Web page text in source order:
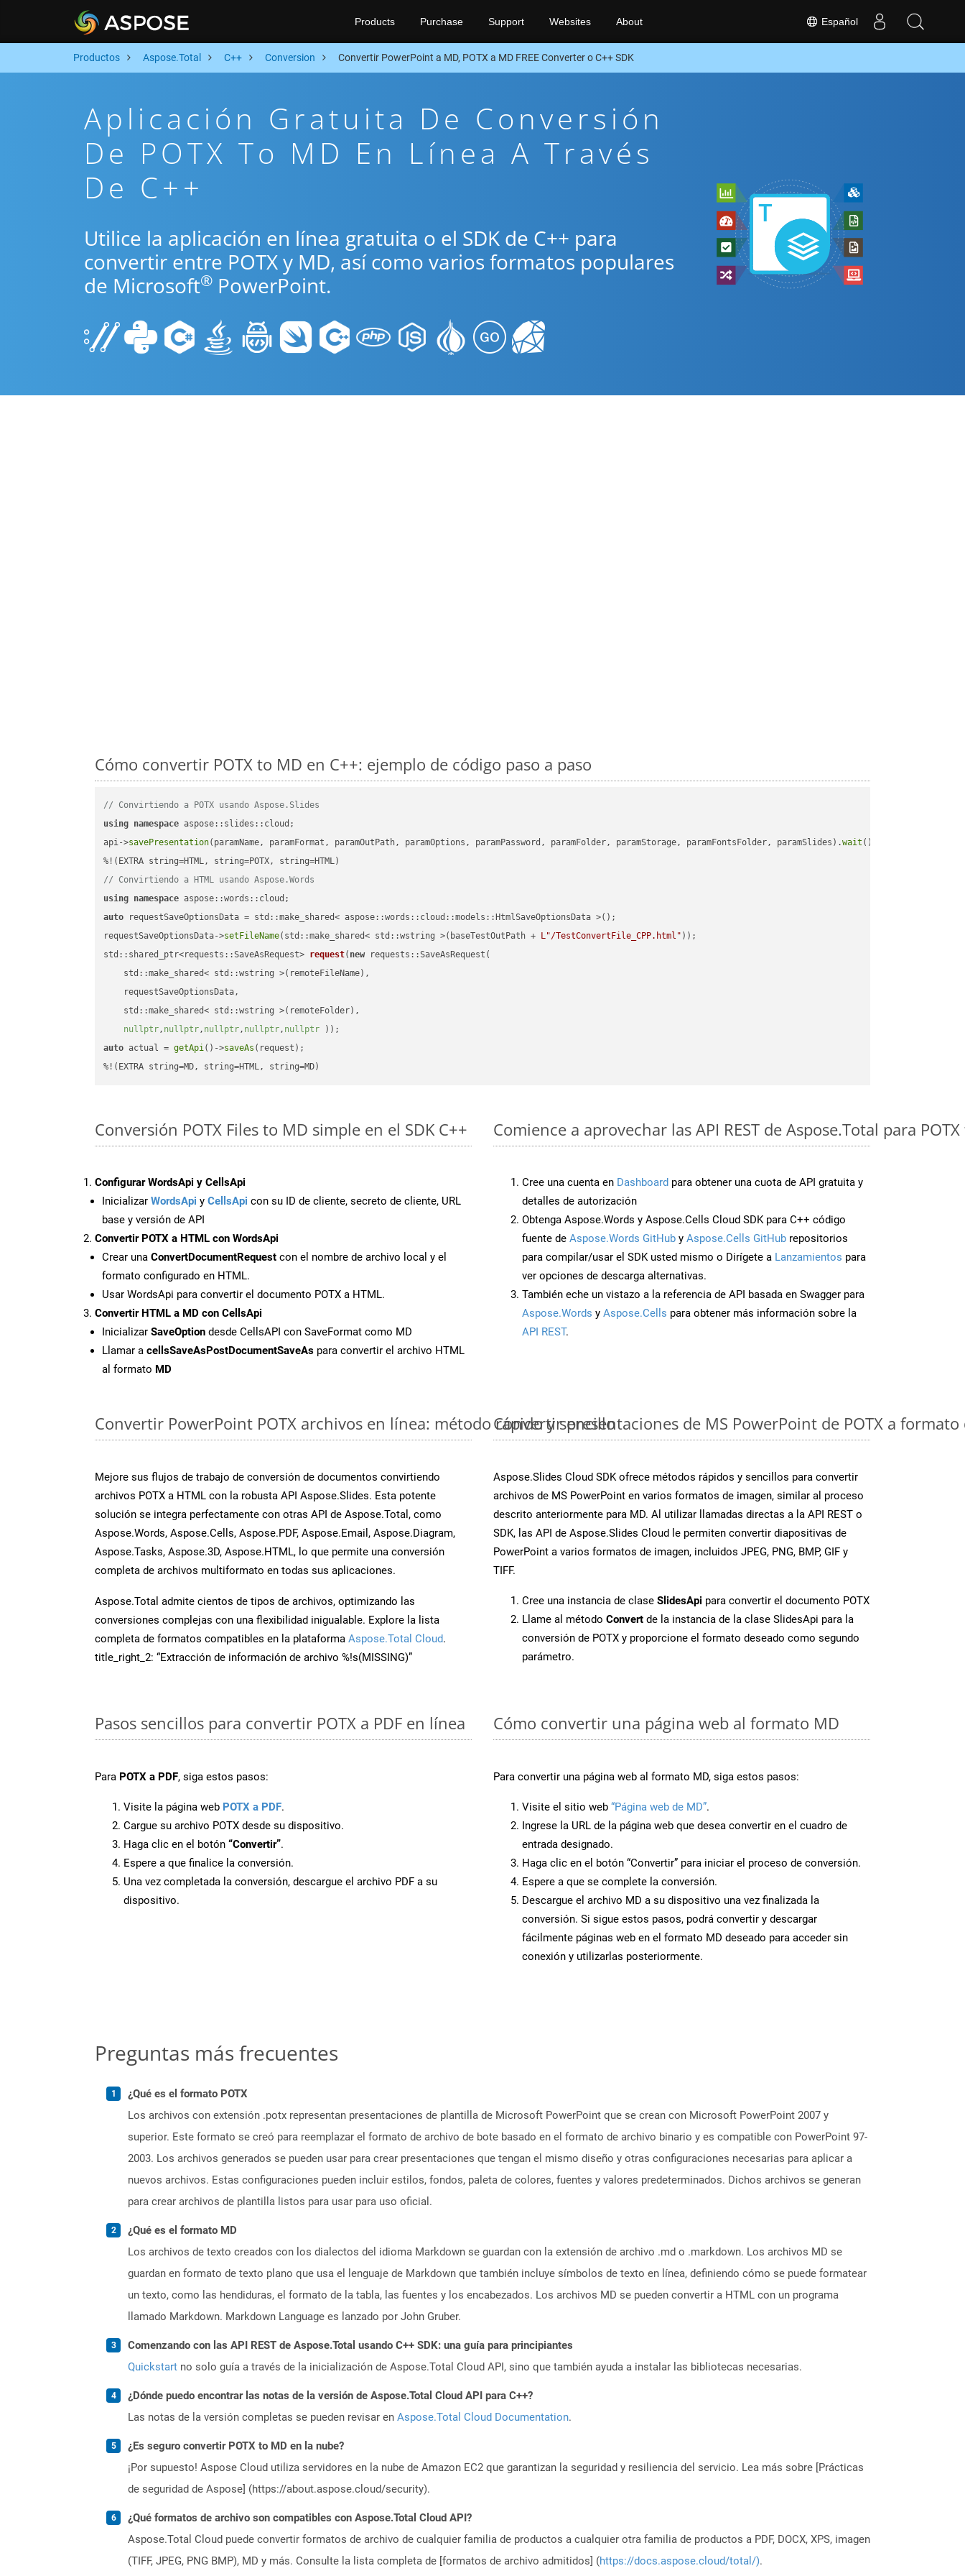
Español
Products Purchase Support Websites About
Productos Aspose.Total C++ Conversion Convertir PowerPoint a MD, POTX a MD FREE Converter o C++ SDK
Aplicación Gratuita De Conversión
De POTX To MD En Línea A Través
De C++
Utilice la aplicación en línea gratuita o el SDK de C++ para
convertir entre POTX y MD, así como varios formatos populares
de Microsoft® PowerPoint.
Cómo convertir POTX to MD en C++: ejemplo de código paso a paso
// Convirtiendo a POTX usando Aspose.Slides
using namespace aspose::slides::cloud;
api->savePresentation(paramName, paramFormat, paramOutPath, paramOptions, paramPassword, paramFolder, paramStorage, paramFontsFolder, paramSlides).wait ();
// Convirtiendo a HTML usando Aspose.Words
using namespace
auto requestSaveOptionsData = std::make_shared< aspose::words::cloud::models::HtmlSaveOptionsData >();
requestSaveOptionsData->setFileName(std::make_shared< std::wstring >(baseTestOutPath + L"/TestConvertFile_CPP.html"
std::shared_ptr<requests::SaveAsRequest> request( new requests::SaveAsRequest(
    std::make_shared< std::wstring >(remoteFileName),
    requestSaveOptionsData,
    std::make_shared< std::wstring >(remoteFolder),
nullptr, nullptr, nullptr, nullptr, nullptr ))
auto actual = getApi()->saveAs (request);
%!(EXTRA string=MD, string=HTML, string=MD)
Conversión POTX Files to MD simple en el SDK C++
Configurar WordsApi y CellsApi
Inicializar WordsApi y CellsApi con su ID de cliente, secreto de cliente, URL
base y versión de API
Convertir POTX a HTML con WordsApi
Crear una ConvertDocumentRequest con el nombre de archivo local y el
formato configurado en HTML.
Usar WordsApi para convertir el documento POTX a HTML.
Convertir HTML a MD con CellsApi
Inicializar SaveOption desde CellsAPI con SaveFormat como MD
Llamar a cellsSaveAsPostDocumentSaveAs para convertir el archivo HTML
al formato MD
Comience a aprovechar las API REST de Aspose.Total para
Cree una cuenta en Dashboard para obtener una cuota de API gratuita y
detalles de autorización
Obtenga Aspose.Words y Aspose.Cells Cloud SDK para C++ código
fuente de Aspose.Words GitHub y Aspose.Cells GitHub repositorios
para compilar/usar el SDK usted mismo o Dirígete a Lanzamientos para
ver opciones de descarga alternativas.
También eche un vistazo a la referencia de API basada en Swagger para
Aspose.Words y Aspose.Cells para obtener más información sobre la
API REST.
Convertir PowerPoint POTX archivos en línea: método rápido y sencillo
Mejore sus flujos de trabajo de conversión de documentos convirtiendo
archivos POTX a HTML con la robusta API Aspose.Slides. Esta potente
solución se integra perfectamente con otras API de Aspose.Total, como
Aspose.Words, Aspose.Cells, Aspose.PDF, Aspose.Email, Aspose.Diagram,
Aspose.Tasks, Aspose.3D, Aspose.HTML, lo que permite una conversión
completa de archivos multiformato en todas sus aplicaciones.
Aspose.Total admite cientos de tipos de archivos, optimizando las
conversiones complejas con una flexibilidad inigualable. Explore la lista
completa de formatos compatibles en la plataforma Aspose.Total Cloud.
title_right_2: “Extracción de información de archivo %!s(MISSING)”
Convertir presentaciones de MS PowerPoint de POTX a
Aspose.Slides Cloud SDK ofrece métodos rápidos y sencillos para convertir
archivos de MS PowerPoint en varios formatos de imagen, similar al proceso
descrito anteriormente para MD. Al utilizar llamadas directas a la API REST o
SDK, las API de Aspose.Slides Cloud le permiten convertir diapositivas de
PowerPoint a varios formatos de imagen, incluidos JPEG, PNG, BMP, GIF y
TIFF.
Cree una instancia de clase SlidesApi para convertir el documento POTX
Llame al método Convert de la instancia de la clase SlidesApi para la
conversión de POTX y proporcione el formato deseado como segundo
parámetro.
Pasos sencillos para convertir POTX a PDF en línea
Para POTX a PDF, siga estos pasos:
Visite la página web POTX a PDF.
Cargue su archivo POTX desde su dispositivo.
Haga clic en el botón “Convertir”.
Espere a que finalice la conversión.
Una vez completada la conversión, descargue el archivo PDF a su
dispositivo.
Cómo convertir una página web al formato MD
Para convertir una página web al formato MD, siga estos pasos:
Visite el sitio web “Página web de MD”.
Ingrese la URL de la página web que desea convertir en el cuadro de
entrada designado.
Haga clic en el botón “Convertir” para iniciar el proceso de conversión.
Espere a que se complete la conversión.
Descargue el archivo MD a su dispositivo una vez finalizada la
conversión. Si sigue estos pasos, podrá convertir y descargar
fácilmente páginas web en el formato MD deseado para acceder sin
conexión y utilizarlas posteriormente.
Preguntas más frecuentes
¿Qué es el formato POTX
Los archivos con extensión .potx representan presentaciones de plantilla de Microsoft PowerPoint que se crean con Microsoft PowerPoint 2007 y
superior. Este formato se creó para reemplazar el formato de archivo de bote basado en el formato de archivo binario y es compatible con PowerPoint 97-
2003. Los archivos generados se pueden usar para crear presentaciones que tengan el mismo diseño y otras configuraciones necesarias para aplicar a
nuevos archivos. Estas configuraciones pueden incluir estilos, fondos, paleta de colores, fuentes y valores predeterminados. Dichos archivos se generan
para crear archivos de plantilla listos para usar para uso oficial.
¿Qué es el formato MD
Los archivos de texto creados con los dialectos del idioma Markdown se guardan con la extensión de archivo .md o .markdown. Los archivos MD se
guardan en formato de texto plano que usa el lenguaje de Markdown que también incluye símbolos de texto en línea, definiendo cómo se puede formatear
un texto, como las hendiduras, el formato de la tabla, las fuentes y los encabezados. Los archivos MD se pueden convertir a HTML con un programa
llamado Markdown. Markdown Language es lanzado por John Gruber.
Comenzando con las API REST de Aspose.Total usando C++ SDK: una guía para principiantes
Quickstart no solo guía a través de la inicialización de Aspose.Total Cloud API, sino que también ayuda a instalar las bibliotecas necesarias.
¿Dónde puedo encontrar las notas de la versión de Aspose.Total Cloud API para C++?
Las notas de la versión completas se pueden revisar en Aspose.Total Cloud Documentation.
¿Es seguro convertir POTX to MD en la nube?
¡Por supuesto! Aspose Cloud utiliza servidores en la nube de Amazon EC2 que garantizan la seguridad y resiliencia del servicio. Lea más sobre [Prácticas
de seguridad de Aspose] (https://about.aspose.cloud/security).
¿Qué formatos de archivo son compatibles con Aspose.Total Cloud API?
Aspose.Total Cloud puede convertir formatos de archivo de cualquier familia de productos a cualquier otra familia de productos a PDF, DOCX, XPS, imagen
(TIFF, JPEG, PNG BMP), MD y más. Consulte la lista completa de [formatos de archivo admitidos] (https://docs.aspose.cloud/total/).